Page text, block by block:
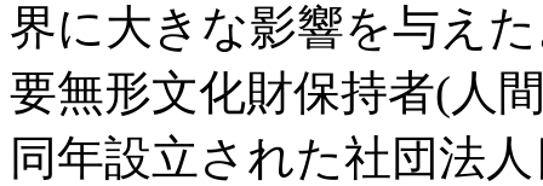
界に大きな影響を与え
要無形文化財保持者(人
同年設立された社団法